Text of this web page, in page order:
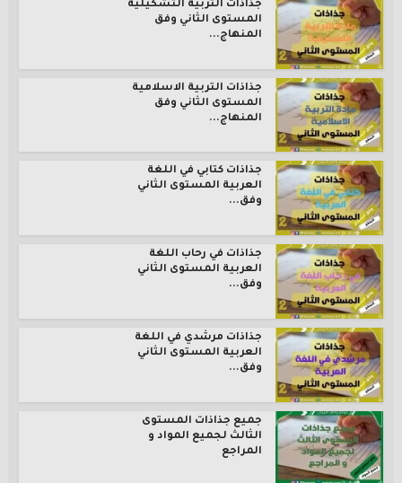
جذاذات التربية التشكيلية
المستوى الثاني وفق
المنهاج...
جذاذات التربية الاسلامية
المستوى الثاني وفق
المنهاج...
جذاذات كتابي في اللغة
العربية المستوى الثاني
وفق...
جذاذات في رحاب اللغة
العربية المستوى الثاني
وفق...
جذاذات مرشدي في اللغة
العربية المستوى الثاني
وفق...
جميع جذاذات المستوى
الثالث لجميع المواد و
المراجع